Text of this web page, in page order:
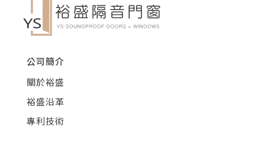
公司簡介
關於裕盛
裕盛沿革
專利技術